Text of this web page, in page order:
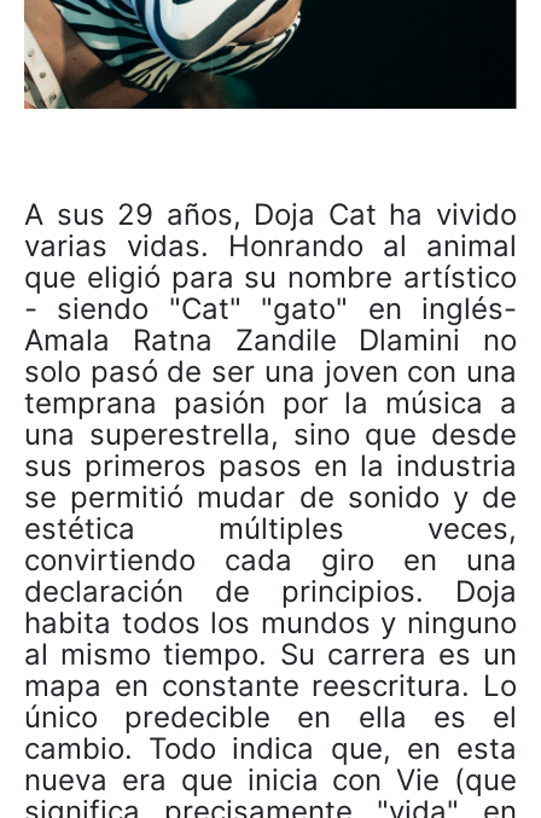
A sus 29 años, Doja Cat ha vivido
varias vidas. Honrando al animal
que eligió para su nombre artístico
- siendo "Cat" "gato" en inglés-
Amala Ratna Zandile Dlamini no
solo pasó de ser una joven con una
temprana pasión por la música a
una superestrella, sino que desde
sus primeros pasos en la industria
se permitió mudar de sonido y de
estética múltiples veces,
convirtiendo cada giro en una
declaración de principios. Doja
habita todos los mundos y ninguno
al mismo tiempo. Su carrera es un
mapa en constante reescritura. Lo
único predecible en ella es el
cambio. Todo indica que, en esta
nueva era que inicia con Vie (que